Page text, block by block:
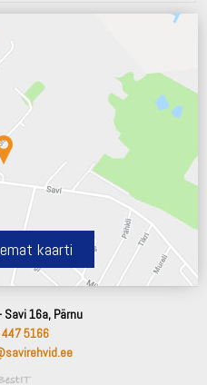
kaarti
Savi 16a, Pärnu
447 5166